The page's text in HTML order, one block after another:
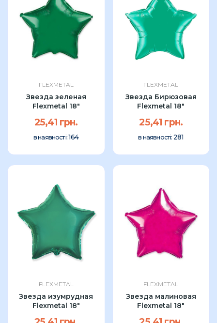
FLEXMETAL
Звезда зеленая
Flexmetal 18"
25,41 грн.
в наявності:164
FLEXMETAL
Звезда Бирюзовая
Flexmetal 18"
25,41 грн.
в наявності: 281
FLEXMETAL
Звезда изумрудная
Flexmetal 18"
FLEXMETAL
Звезда малиновая
Flexmetal 18"